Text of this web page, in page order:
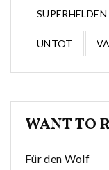
SUPERHELDEN
UNTOT
WANT TO
Für den Wolf